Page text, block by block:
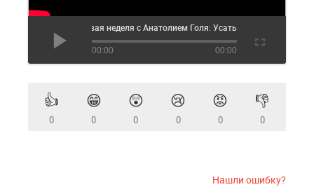
Новая неделя с Анатолием Голя: Усатый о
00:00 00:00
👍
0
😁
0
😲
0
😢
0
😡
0
👎
0
Нашли ошибку?